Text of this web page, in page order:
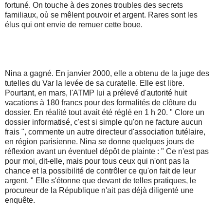
fortuné. On touche à des zones troubles des secrets
familiaux, où se mêlent pouvoir et argent. Rares sont les
élus qui ont envie de remuer cette boue.
Nina a gagné. En janvier 2000, elle a obtenu de la juge des
tutelles du Var la levée de sa curatelle. Elle est libre.
Pourtant, en mars, l'ATMP lui a prélevé d'autorité huit
vacations à 180 francs pour des formalités de clôture du
dossier. En réalité tout avait été réglé en 1 h 20. " Clore un
dossier informatisé, c'est si simple qu'on ne facture aucun
frais ", commente un autre directeur d'association tutélaire,
en région parisienne. Nina se donne quelques jours de
réflexion avant un éventuel dépôt de plainte : " Ce n'est pas
pour moi, dit-elle, mais pour tous ceux qui n'ont pas la
chance et la possibilité de contrôler ce qu'on fait de leur
argent. " Elle s'étonne que devant de telles pratiques, le
procureur de la République n'ait pas déjà diligenté une
enquête.